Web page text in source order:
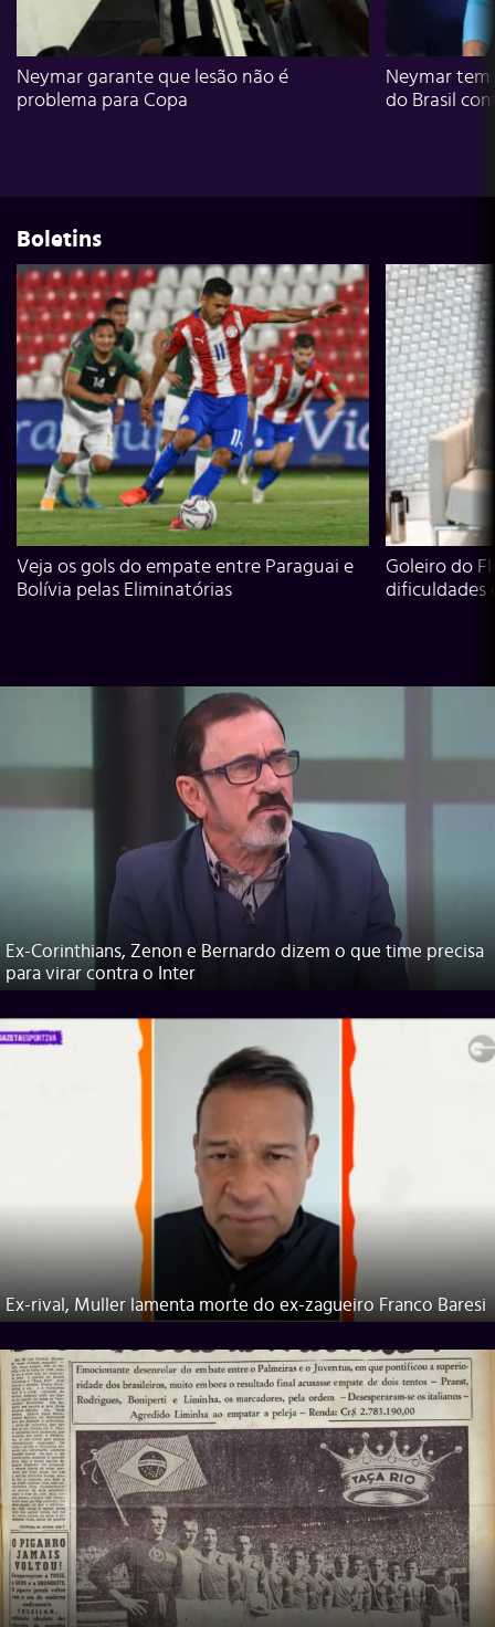
Neymar garante que lesão não é
problema para Copa
Neymar
do Brasil
Boletins
Veja os gols do empate entre Paraguai e
Bolívia pelas Eliminatórias
Goleiro do
dificuldades
Ex-Corinthians, Zenon e Bernardo dizem o que time precisa
para virar contra o Inter
Ex-rival, Muller lamenta morte do ex-zagueiro Franco Baresi